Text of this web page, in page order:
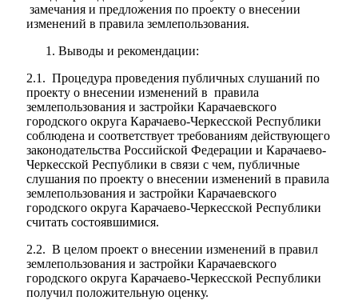
замечания и предложения по проекту о внесении
изменений в правила землепользования.
Выводы и рекомендации:
2.1. Процедура проведения публичных слушаний по
проекту о внесении изменений в правила
землепользования и застройки Карачаевского
городского округа Карачаево-Черкесской Республики
соблюдена и соответствует требованиям действующего
законодательства Российской Федерации и Карачаево-
Черкесской Республики в связи с чем, публичные
слушания по проекту о внесении изменений в правила
землепользования и застройки Карачаевского
городского округа Карачаево-Черкесской Республики
считать состоявшимися.
2.2. В целом проект о внесении изменений в правил
землепользования и застройки Карачаевского
городского округа Карачаево-Черкесской Республики
получил положительную оценку.